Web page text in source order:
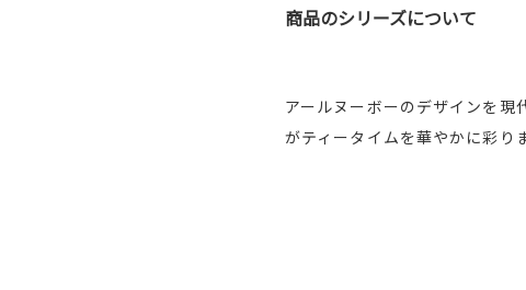
商品のシリーズについて
アールヌーボーのデザインを現
がティータイムを華やかに彩りま